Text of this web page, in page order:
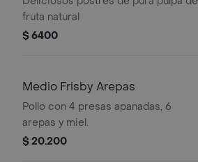
fruta natural
$ 6400
Medio Frisby Arepas
Pollo con 4 presas apanadas, 6
arepas y miel.
$ 20.200